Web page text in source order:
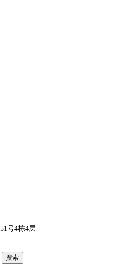
号4栋4层